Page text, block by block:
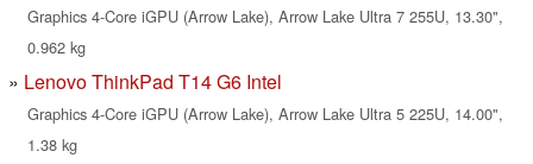
Graphics 4-Core iGPU (Arrow Lake), Arrow Lake Ultra 7 255U, 13.30",
0.962 kg
Lenovo ThinkPad T14 G6 Intel
Graphics 4-Core iGPU (Arrow Lake), Arrow Lake Ultra 5 225U, 14.00",
1.38 kg